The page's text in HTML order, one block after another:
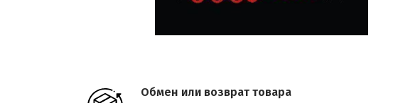
Обмен или возврат товара